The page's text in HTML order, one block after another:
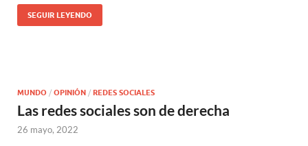
SEGUIR LEYENDO
MUNDO / OPINIÓN / REDES SOCIALES
Las redes sociales son de derecha
26 mayo, 2022